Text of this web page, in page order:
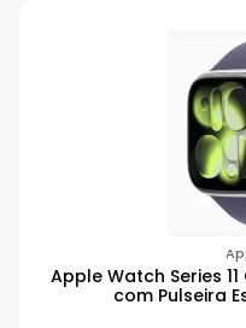
Apple Watch Series
com Pulseira